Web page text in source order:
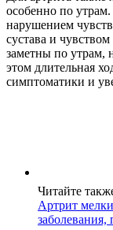
особенно по
нарушением
сустава и
заметны по утрам,
этом длительная
симптоматики и
Читайте
Артрит